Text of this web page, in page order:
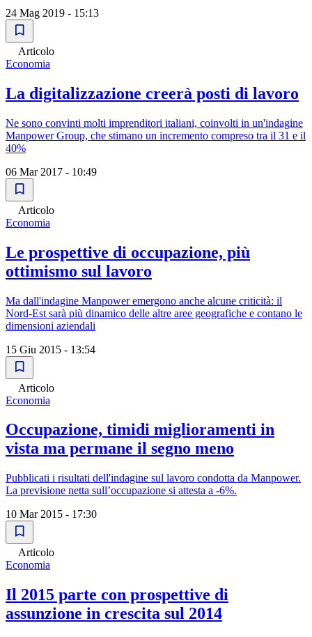
24 Mag 2019 - 15:13
Articolo
Economia
La digitalizzazione creerà posti di lavoro
Ne sono convinti molti imprenditori italiani, coinvolti in un'indagine
Manpower Group, che stimano un incremento compreso tra il 31 e il
40%
06 Mar 2017 - 10:49
Articolo
Economia
Le prospettive di occupazione, più
ottimismo sul lavoro
Ma dall'indagine Manpower emergono anche alcune criticità: il
Nord-Est sarà più dinamico delle altre aree geografiche e contano le
dimensioni aziendali
15 Giu 2015 - 13:54
Articolo
Economia
Occupazione, timidi miglioramenti in
vista ma permane il segno meno
Pubblicati i risultati dell'indagine sul lavoro condotta da Manpower.
La previsione netta sull’occupazione si attesta a -6%.
10 Mar 2015 - 17:30
Articolo
Economia
Il 2015 parte con prospettive di
assunzione in crescita sul 2014